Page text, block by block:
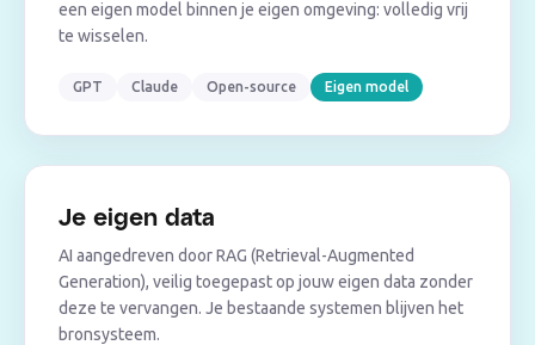
een eigen model binnen je eigen omgeving: volledig vrij
te wisselen.
GPT Claude Open-source Eigen model
Je eigen data
AI aangedreven door RAG (Retrieval-Augmented
Generation), veilig toegepast op jouw eigen data zonder
deze te vervangen. Je bestaande systemen blijven het
bronsysteem.